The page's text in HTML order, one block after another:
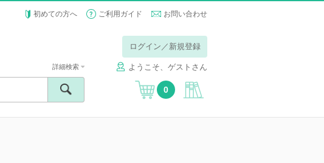
初めての方へ ご利用ガイド お問い合わせ
ログイン／新規登録
ようこそ、ゲストさん
詳細検索
0